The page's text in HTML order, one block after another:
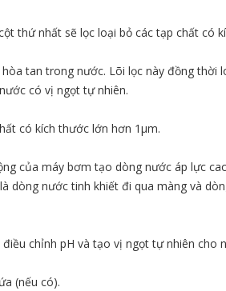
thứ nhất sẽ lọc loại bỏ các tạp chất có
tan trong nước. Lõi lọc này đồng thời
có vị ngọt tự nhiên.
có kích thước lớn hơn 1µm.
của máy bơm tạo dòng nước áp lực
dòng nước tinh khiết đi qua màng và
chỉnh pH và tạo vị ngọt tự nhiên cho
(nếu có).